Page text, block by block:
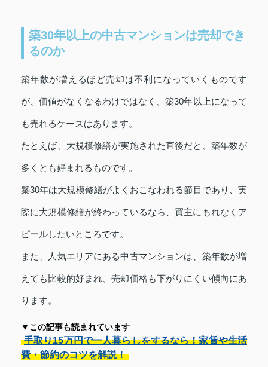
築30年以上の中古マンションは売却でき
るのか
築年数が増えるほど売却は不利になっていくものです
が、価値がなくなるわけではなく、築30年以上になって
も売れるケースはあります。
たとえば、大規模修繕が実施された直後だと、築年数が
多くとも好まれるものです。
築30年は大規模修繕がよくおこなわれる節目であり、実
際に大規模修繕が終わっているなら、買主にもれなくア
ピールしたいところです。
また、人気エリアにある中古マンションは、築年数が増
えても比較的好まれ、売却価格も下がりにくい傾向にあ
ります。
▼この記事も読まれています
手取り15万円で一人暮らしをするなら！家賃や生活
費・節約のコツを解説！